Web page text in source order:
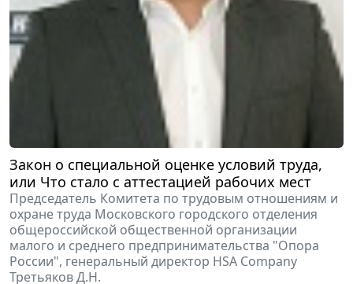
Закон о специальной оценке условий труда,
или Что стало с аттестацией рабочих мест
Председатель Комитета по трудовым отношениям и
охране труда Московского городского отделения
общероссийской общественной организации
малого и среднего предпринимательства "Опора
России", генеральный директор HSA Company
Третьяков Д.Н.